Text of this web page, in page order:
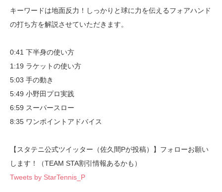
キーワードは地面反力！しっかりと球に力を伝えるフォアハンド
の打ち方を解説させていただきます。
0:41 下半身の使い方
1:19 ラケットの使い方
5:03 手の動き
5:49 小野田プロ実践
6:59 スーパースロー
8:35 ワンポイントアドバイス
【スタテニ公式ツイッター（佐久間Pが投稿）】フォローお願い
します！（TEAM STA割引情報あるかも）
Tweets by StarTennis_P